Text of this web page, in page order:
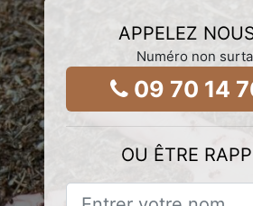
APPELEZ
Numéro non
09 70 14
OU ÊTRE